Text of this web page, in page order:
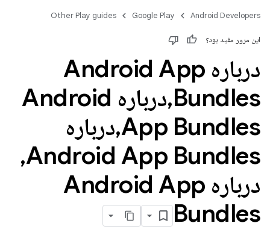
Android Developers
Google Play
Other Play guides
این مرور مفید بود؟
درباره Android App
Bundles
,
درباره Android
App Bundles
,درباره
Android App Bundles
,
درباره Android App
Bundles